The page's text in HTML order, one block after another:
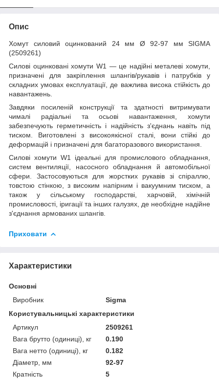
Опис
Хомут силовий оцинкований 24 мм Ø 92-97 мм SIGMA
(2509261)
Силові оцинковані хомути W1 — це надійні металеві хомути,
призначені для закріплення шлангів/рукавів і патрубків у
складних умовах експлуатації, де важлива висока стійкість до
навантажень.
Завдяки посиленій конструкції та здатності витримувати
чималі радіальні та осьові навантаження, хомути
забезпечують герметичність і надійність з'єднань навіть під
тиском. Виготовлені з високоякісної сталі, вони стійкі до
деформацій і призначені для багаторазового використання.
Силові хомути W1 ідеальні для промислового обладнання,
систем вентиляції, насосного обладнання й автомобільної
сфери. Застосовуються для жорстких рукавів зі спіраллю,
товстою стінкою, з високим напірним і вакуумним тиском, а
також у сільському господарстві, харчовій, хімічній
промисловості, іригації та інших галузях, де необхідне надійне
з'єднання армованих шлангів.
Приховати
Характеристики
Основні
Виробник
Sigma
Користувальницькі характеристики
Артикул
2509261
Вага брутто (одиниці), кг
0.190
Вага нетто (одиниці), кг
0.182
Діаметр, мм
92-97
Кратність
5